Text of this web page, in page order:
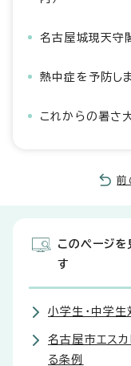
名古屋城現天守
熱中症を予防し
これからの暑さ
前
このページ
す
小学生・中学
名古屋市エス
る条例